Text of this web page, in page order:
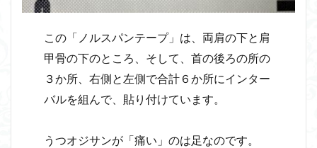
この「ノルスパンテープ」は、両肩の下と肩
甲骨の下のところ、そして、首の後ろの所の
３か所、右側と左側で合計６か所にインター
バルを組んで、貼り付けています。
うつオジサンが「痛い」のは足なのです。